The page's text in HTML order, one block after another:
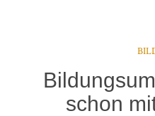
schon